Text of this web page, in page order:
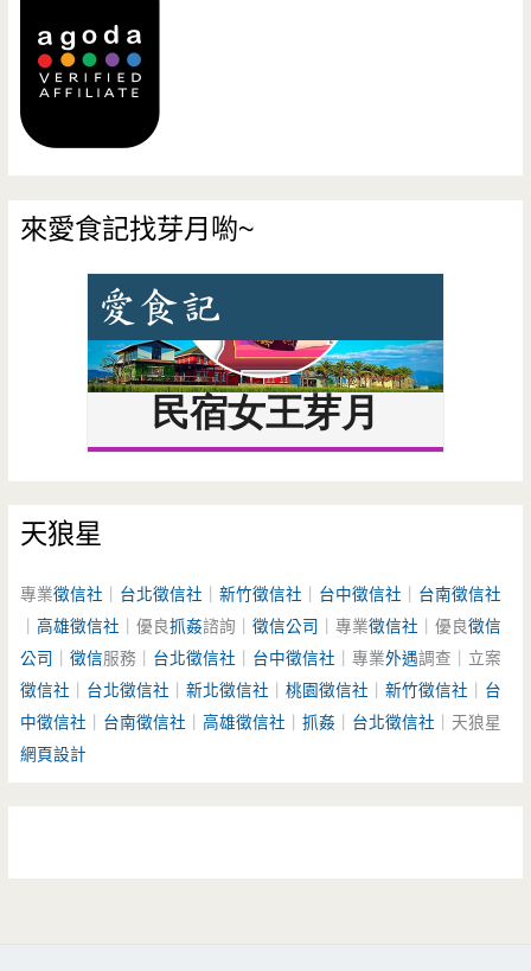
來愛食記找芽月喲~
天狼星
專業徵信社 台北徵信社 ｜新竹徵信社 台中徵信社
台南徵信社
｜高雄徵信社 ｜優良抓姦諮詢｜徵信公司 ｜專業徵信社 ｜優良徵信
公司 ｜徵信服務｜ 台北徵信社 台中徵信社 ｜專業外遇調查｜立案
徵信社
台北徵信社 ｜新北徵信社 ｜桃園徵信社 ｜新竹徵信社
台
中徵信社
台南徵信社 ｜高雄徵信社 ｜抓姦 台北徵信社 ｜天狼星
網頁設計